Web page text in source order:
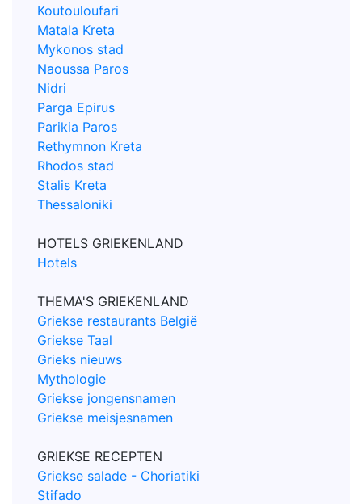
Koutouloufari
Matala Kreta
Mykonos stad
Naoussa Paros
Nidri
Parga Epirus
Parikia Paros
Rethymnon Kreta
Rhodos stad
Stalis Kreta
Thessaloniki
HOTELS GRIEKENLAND
Hotels
THEMA'S GRIEKENLAND
Griekse restaurants België
Griekse Taal
Grieks nieuws
Mythologie
Griekse jongensnamen
Griekse meisjesnamen
GRIEKSE RECEPTEN
Griekse salade - Choriatiki
Stifado